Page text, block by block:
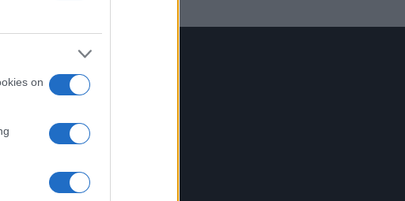
on
πρώτες
οι γονείς, οι
να έχει